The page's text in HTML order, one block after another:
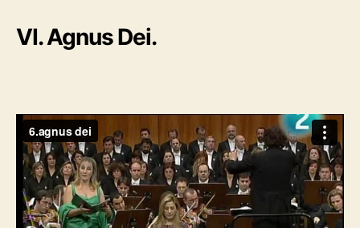
VI. Agnus Dei.